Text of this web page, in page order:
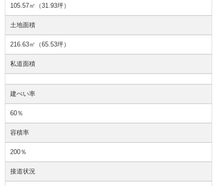
105.57㎡（31.93坪）
土地面積
216.63㎡（65.53坪）
私道面積
建ぺい率
60％
容積率
200％
接道状況